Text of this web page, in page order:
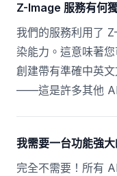
Z-Image 服務有何
我們的服務利用了
染能力。這意味著
創建帶有準確中英
——這是許多其他 AI
我需要一台功能強
完全不需要！所有